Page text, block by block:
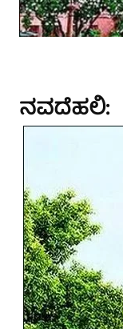
ನವದೆಹಲಿ: